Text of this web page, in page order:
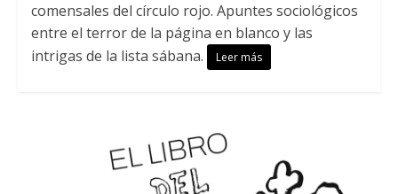
comensales del círculo rojo. Apuntes sociológicos
entre el terror de la página en blanco y las
intrigas de la lista sábana.
Leer más